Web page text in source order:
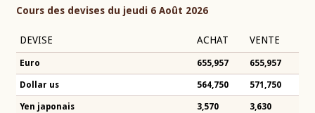
Cours des devises du jeudi 6 Août 2026
DEVISE ACHAT VENTE
Euro 655,957 655,957
Dollar us 564,750 571,750
Yen japonais 3,570 3,630